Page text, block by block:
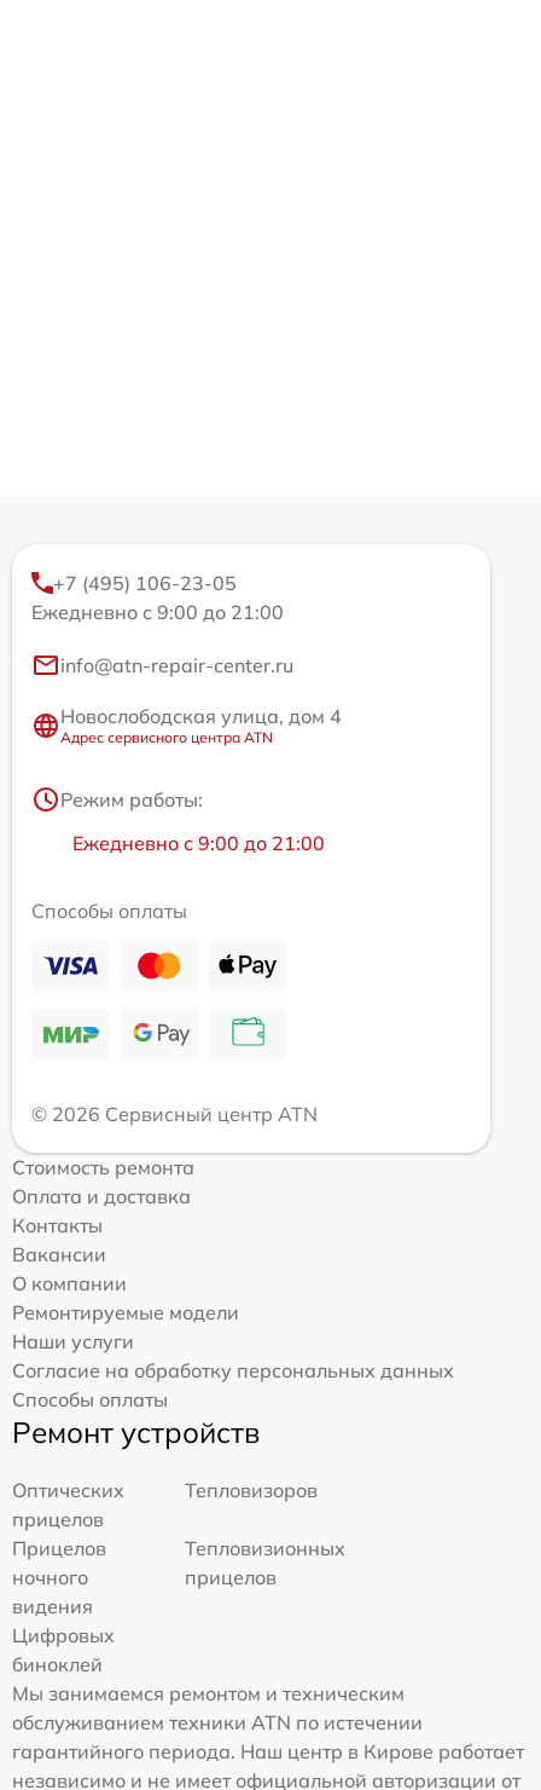
+7 (495) 106-23-05
Ежедневно с 9:00 до 21:00
info@atn-repair-center.ru
Новослободская улица, дом 4
Адрес сервисного центра ATN
Режим работы:
Ежедневно с 9:00 до 21:00
Способы оплаты
© 2026 Сервисный центр ATN
Стоимость ремонта
Оплата и доставка
Контакты
Вакансии
О компании
Ремонтируемые модели
Наши услуги
Согласие на обработку персональных данных
Способы оплаты
Ремонт устройств
Оптических
прицелов
Тепловизоров
Прицелов
ночного
видения
Тепловизионных
прицелов
Цифровых
биноклей
Мы занимаемся ремонтом и техническим
обслуживанием техники ATN по истечении
гарантийного периода. Наш центр в Кирове работает
независимо и не имеет официальной авторизации от